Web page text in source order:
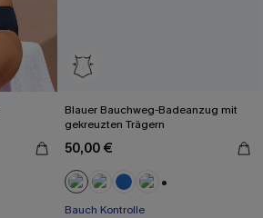
Blauer Bauchweg-Badeanzug mit
gekreuzten Trägern
50,00 €
Bauch Kontrolle